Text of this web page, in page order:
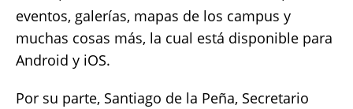
eventos, galerías, mapas de los campus y
muchas cosas más, la cual está disponible para
Android y iOS.
Por su parte, Santiago de la Peña, Secretario